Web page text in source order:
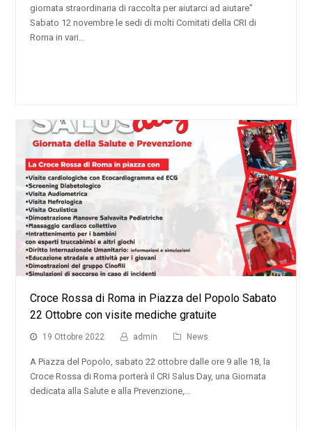
giornata straordinaria di raccolta per aiutarci ad aiutare"
Sabato 12 novembre le sedi di molti Comitati della CRI di
Roma in vari…
Croce Rossa di Roma in Piazza del Popolo Sabato
22 Ottobre con visite mediche gratuite
19 Ottobre 2022 admin News
A Piazza del Popolo, sabato 22 ottobre dalle ore 9 alle 18, la
Croce Rossa di Roma porterà il CRI Salus Day, una Giornata
dedicata alla Salute e alla Prevenzione,…